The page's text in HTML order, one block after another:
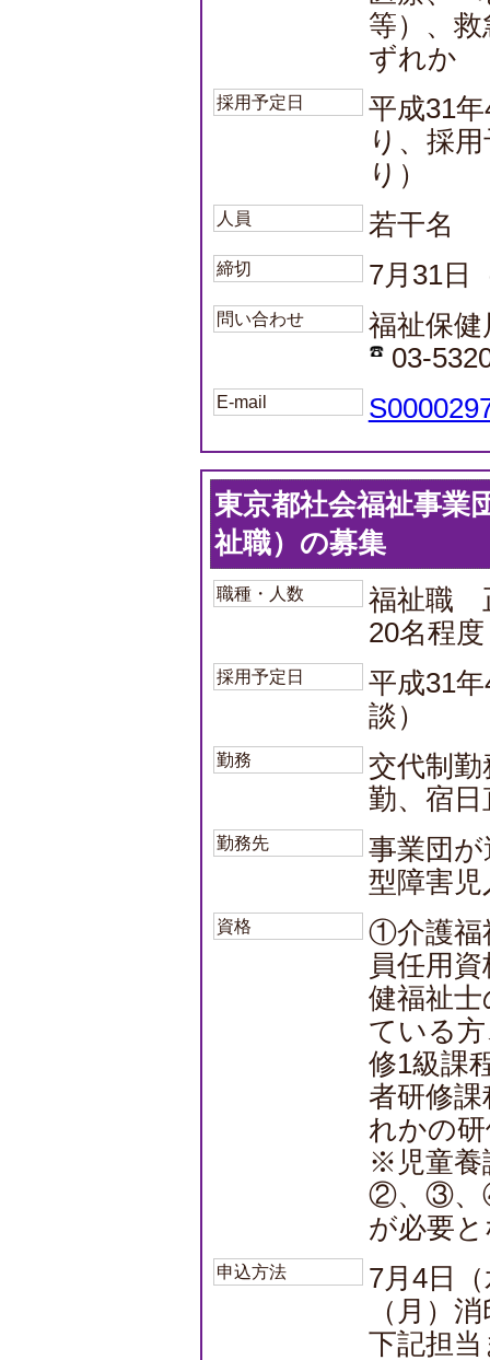
等）、
ずれか
採用予定日
平成31
り、採
り）
人員 若干名
締切 7月31日
問い合わせ
福祉保
03-
E-mail
東京都社会福祉事
祉職）の募集
職種・人数
福祉職
20名程度
採用予定日
平成31
談）
勤務
交代制
勤、宿日
勤務先
事業団
型障害
資格
①介護福
員任用
健福祉
ている
修1級課
者研修
れかの
※児童養
②、③、
が必要
申込方法
7月4日
（月）
下記担